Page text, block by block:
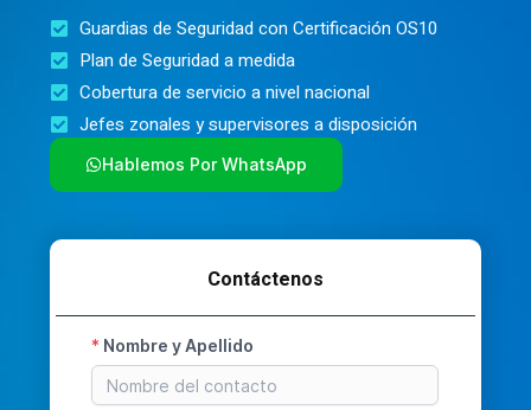
Guardias de Seguridad con Certificación OS10
Plan de Seguridad a medida
Cobertura de servicio a nivel nacional
Jefes zonales y supervisores a disposición
Hablemos Por WhatsApp
Contáctenos